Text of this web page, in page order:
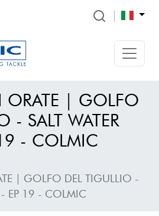
ORATE | GOLFO
- SALT WATER
- COLMIC
| GOLFO DEL TIGULLIO -
- EP 19 - COLMIC